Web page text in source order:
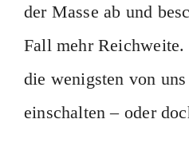
der Masse ab und
Fall mehr
die wenigsten von
einschalten – oder